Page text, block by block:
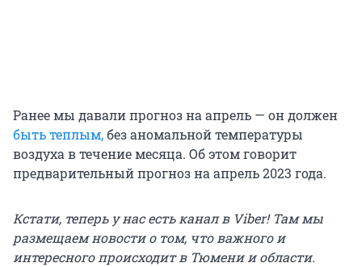
Ранее мы давали прогноз на апрель — он должен
быть теплым,без аномальной температуры
воздуха в течение месяца. Об этом говорит
предварительный прогноз на апрель 2023 года.
Кстати, теперь у нас есть канал в Viber! Там мы
размещаем новости о том, что важного и
интересного происходит в Тюмени и области.